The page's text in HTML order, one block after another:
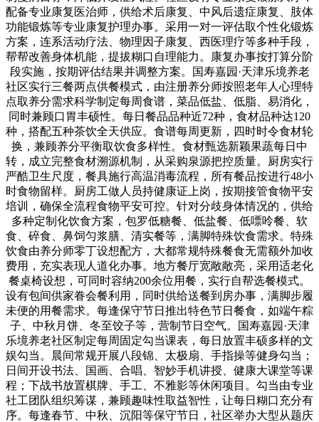
配备专业康复医治师，供给术后康复、中风后遗症康复、肢体
功能锻炼等专业康复护理办事。采用一对一评估取个性化锻炼
方案，连系活动疗法、物理因子康复、西医理疗等多种手段，
帮帮改善身体机能，提拔糊口自理能力。康复办事按打算分阶
段实施，按期评估结果并调整方案。国寿嘉园·天津乐境养老
社区实行三餐两点供餐模式，由注册养分师按照老年人心理特
点取养分需求科学制定每周食谱，菜品低盐、低脂、易消化，
同时兼顾口胃丰硕性。每日餐品品种近72种，食材品种达120
种，搭配五种茶饮全天供应。食谱每周更新，四时时令食材轮
换，兼顾养分平衡取饮食多样性。食材甄选新颖果蔬每日中
转，成立完整食材溯源机制，从采购泉源把控质量。厨房实行
严酷卫生尺度，餐具施行高温消毒流程，所有餐品按进行48小
时食物留样。厨房工做人员持健康证上岗，按期接管食物平安
培训，确保全流程食物平安可控。针对分歧身体情况的，供给
多种定制化饮食方案，包罗低糖餐、低盐餐、低嘌呤餐、软
食、碎食、鼻饲匀浆膳、清实餐等，满脚特殊饮食需求。特殊
饮食由养分师零丁设想配方，大都常规特殊餐食无需额外加收
费用，充实表现人道化办事。地方餐厅宽敞敞亮，采用适老化
餐桌椅设想，可同时容纳200余位用餐，实行自帮选餐模式。
设有包间供家眷会餐利用，同时供给送餐到房办事，满脚步履
未便的用餐需求。每逢保守节日推出特色节日餐食，如端午粽
子、中秋月饼、冬至饺子等，营制节日空气。国寿嘉园·天津
乐境养老社区制定每周固定勾当课表，每日放置丰硕多样的文
娱勾当。晨间常规开展八段锦、太极扇、手指操等健身勾当；
日间开设书法、国画、合唱、智妙手机讲授、健康大课堂等课
程；下战书放置棋牌、手工、不雅影等休闲项目。勾当由专业
社工团队组织筹谋，兼顾趣味性取益智性，让每日糊口充分有
序。每逢春节、中秋、沉阳等保守节日，社区举办大型从题庆